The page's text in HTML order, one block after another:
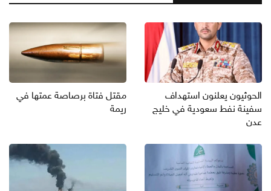
الحوثيون يعلنون استهداف
سفينة نفط سعودية في خليج
عدن
مقتل فتاة برصاصة عمتها في
ريمة